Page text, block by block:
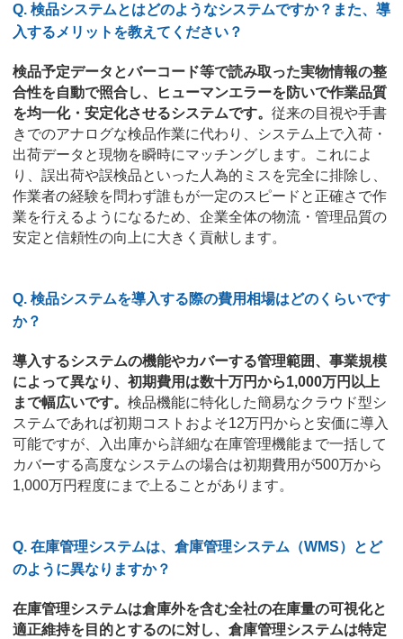
Q. 検品システムとはどのようなシステムですか？また、導
入するメリットを教えてください？
検品予定データとバーコード等で読み取った実物情報の整
合性を自動で照合し、ヒューマンエラーを防いで作業品質
を均一化・安定化させるシステムです。 従来の目視や手書
きでのアナログな検品作業に代わり、システム上で入荷・
出荷データと現物を瞬時にマッチングします。これによ
り、誤出荷や誤検品といった人為的ミスを完全に排除し、
作業者の経験を問わず誰もが一定のスピードと正確さで作
業を行えるようになるため、企業全体の物流・管理品質の
安定と信頼性の向上に大きく貢献します。
Q. 検品システムを導入する際の費用相場はどのくらいです
か？
導入するシステムの機能やカバーする管理範囲、事業規模
によって異なり、初期費用は数十万円から1,000万円以上
まで幅広いです。 検品機能に特化した簡易なクラウド型シ
ステムであれば初期コストおよそ12万円からと安価に導入
可能ですが、入出庫から詳細な在庫管理機能まで一括して
カバーする高度なシステムの場合は初期費用が500万から
1,000万円程度にまで上ることがあります。
Q. 在庫管理システムは、倉庫管理システム（WMS）とど
のように異なりますか？
在庫管理システムは倉庫外を含む全社の在庫量の可視化と
適正維持を目的とするのに対し、倉庫管理システムは特定